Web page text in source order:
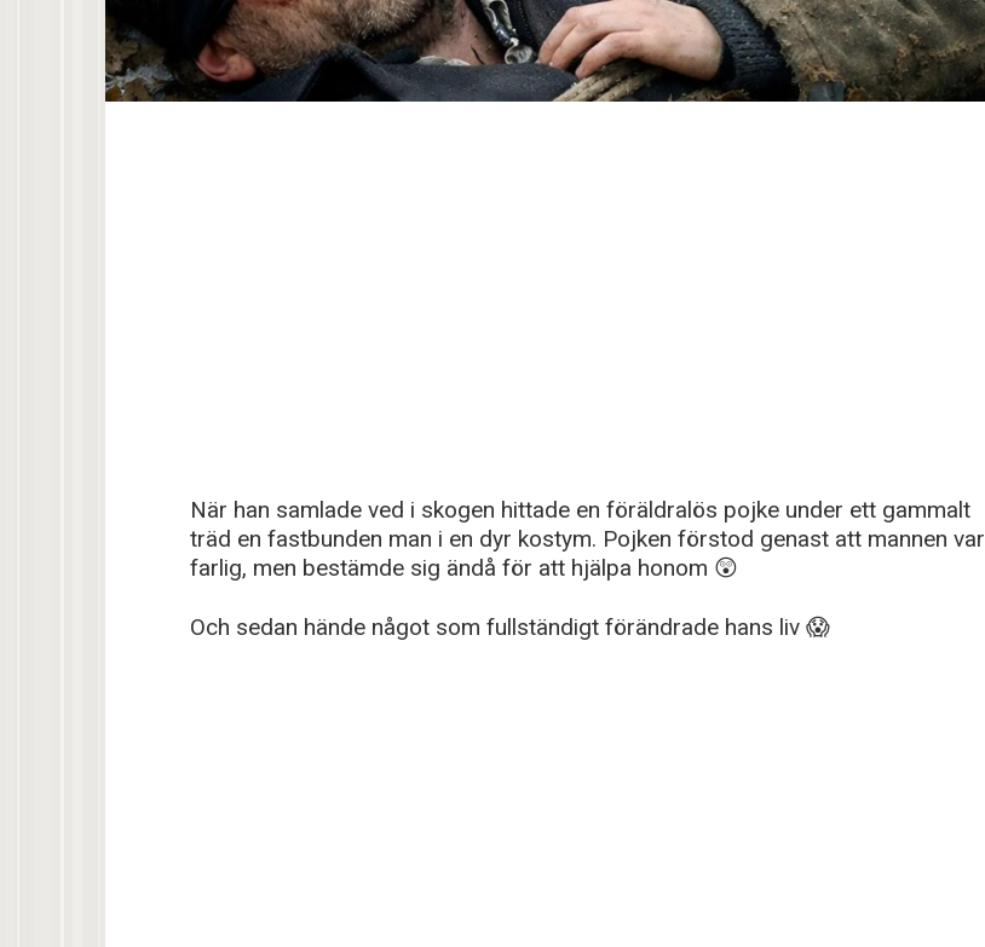
När han samlade ved i skogen hittade en föräldralös pojke under ett gammalt
träd en fastbunden man i en dyr kostym. Pojken förstod genast att mannen var
farlig, men bestämde sig ändå för att hjälpa honom 😲
Och sedan hände något som fullständigt förändrade hans liv 😱